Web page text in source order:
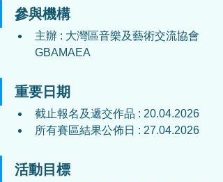
參與機構
主辦 : 大灣區音樂及藝術交流協會
GBAMAEA
重要日期
截止報名及遞交作品 : 20.04.2026
所有賽區結果公佈日 : 27.04.2026
活動目標